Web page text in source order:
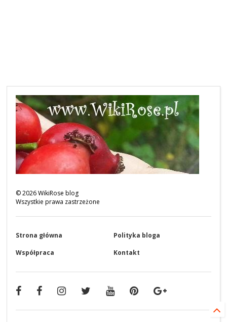
©2026WikiRose blog
Wszystkie prawa zastrzeżone
Strona główna
Polityka bloga
Współpraca
Kontakt